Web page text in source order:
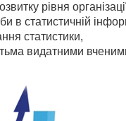
рівня
в статистичній
статистики,
видатними